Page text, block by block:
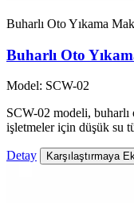
Buharlı Oto Yıkama
Buharlı Oto
Model: SCW-02
SCW-02 modeli, buharlı
işletmeler için düşük su
Detay Karşılaştırmaya